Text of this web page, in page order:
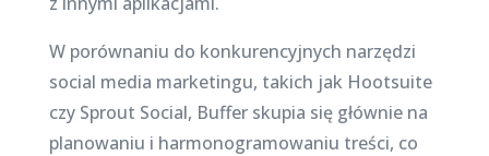
W porównaniu do konkurencyjnych narzędzi
social media marketingu, takich jak Hootsuite
czy Sprout Social, Buffer skupia się głównie na
planowaniu i harmonogramowaniu treści, co